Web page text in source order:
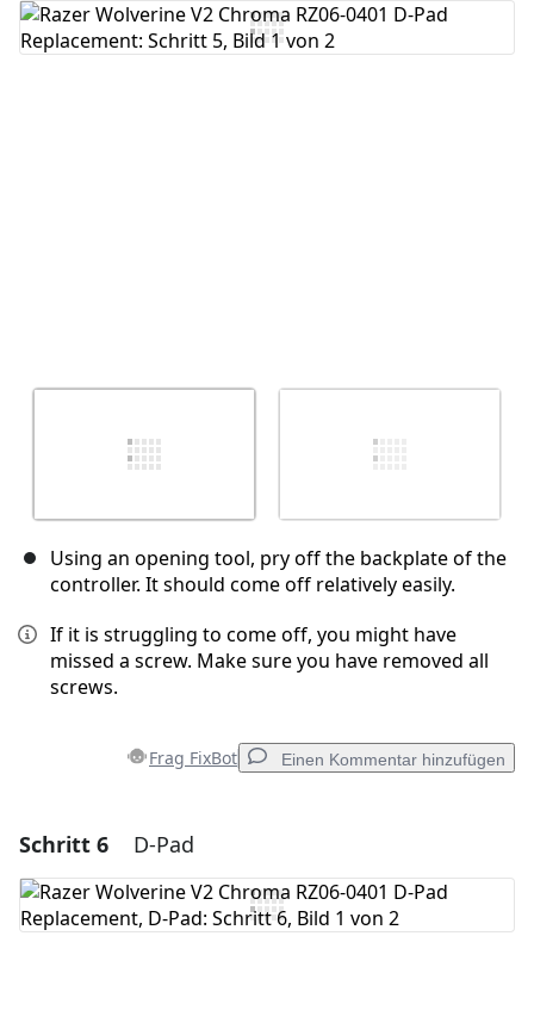
Kommentar hinzufügen
Using an opening tool, pry off the backplate of the
controller. It should come off relatively easily.
If it is struggling to come off, you might have
missed a screw. Make sure you have removed all
screws.
Frag FixBot Einen Kommentar hinzufügen
Einen Kommentar hinzufügen
Kommentar hinzufügen
Schritt 6 D-Pad